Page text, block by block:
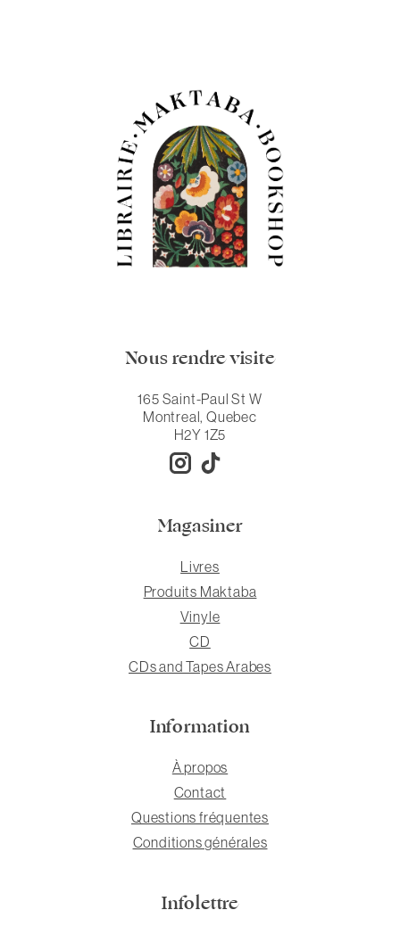
Nous rendre visite
165 Saint-Paul St W
Montreal, Quebec
H2Y 1Z5
Magasiner
Livres
Produits Maktaba
Vinyle
CD
CDs and Tapes Arabes
Information
À propos
Contact
Questions fréquentes
Conditions générales
Infolettre